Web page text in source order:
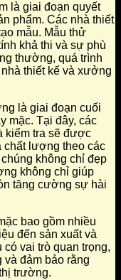
là giai đoạn quyết
phẩm. Các nhà thiết
mẫu. Mẫu thử
khả thi và sự phù
thường, quá trình
thiết kế và xưởng
là giai đoạn cuối
mặc. Tại đây, các
kiểm tra sẽ được
chất lượng theo các
không chỉ đẹp
không chỉ giúp
tăng cường sự hài
bao gồm nhiều
đến sản xuất và
vai trò quan trọng,
và đảm bảo rằng
trường.